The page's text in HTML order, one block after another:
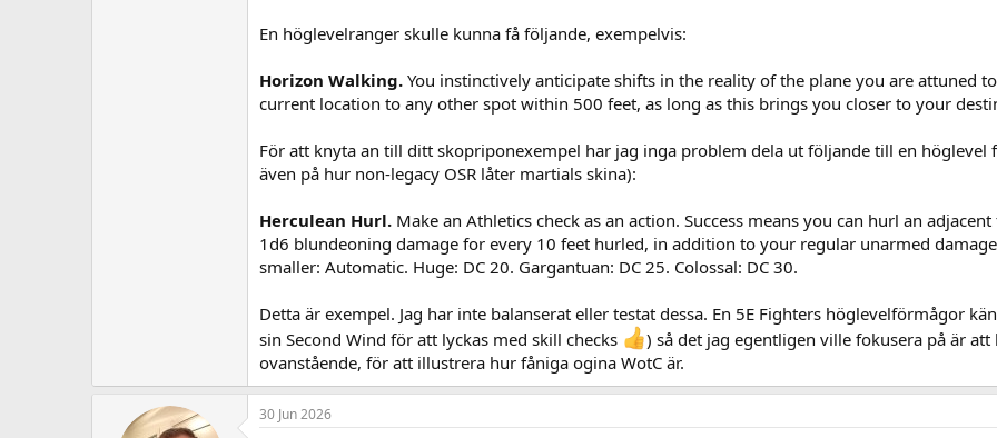
En höglevelranger skulle kunna få följande, exempelvis:
Horizon Walking. You instinctively anticipate shifts in the reality of the plane you are attuned
current location to any other spot within 500 feet, as long as this brings you closer to your
För att knyta an till ditt skopriponexempel har jag inga problem dela ut följande till en
även på hur non-legacy OSR låter martials skina):
Herculean Hurl. Make an Athletics check as an action. Success means you can hurl an
1d6 blundeoning damage for every 10 feet hurled, in addition to your regular unarmed
smaller: Automatic. Huge: DC 20. Gargantuan: DC 25. Colossal: DC 30.
Detta är exempel. Jag har inte balanserat eller testat dessa. En 5E Fighters höglevelförmågor
sin Second Wind för att lyckas med skill checks
) så det jag egentligen ville fokusera på är
ovanstående, för att illustrera hur fåniga ogina WotC är.
30 Jun 2026